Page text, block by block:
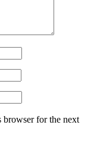
browser for the next